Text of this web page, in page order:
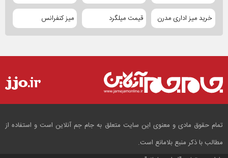
خرید میز اداری مدرن قیمت میلگرد میز کنفرانس
تمام حقوق مادی و معنوی این سایت متعلق به جام جم آنلاین است و استفاده از
مطالب با ذکر منبع بلامانع است.